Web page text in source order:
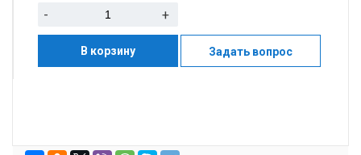
- +
В корзину Задать вопрос